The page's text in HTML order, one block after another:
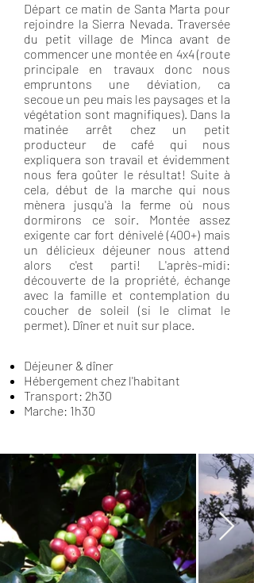
Départ ce matin de Santa Marta pour
rejoindre la Sierra Nevada. Traversée
du petit village de Minca avant de
commencer une montée en 4x4 (route
principale en travaux donc nous
empruntons une déviation, ca
secoue un peu mais les paysages et la
végétation sont magnifiques). Dans la
matinée arrêt chez un petit
producteur de café qui nous
expliquera son travail et évidemment
nous fera goûter le résultat! Suite à
cela, début de la marche qui nous
mènera jusqu'à la ferme où nous
dormirons ce soir. Montée assez
exigente car fort dénivelé (400+) mais
un délicieux déjeuner nous attend
alors c'est parti! L'après-midi:
découverte de la propriété, échange
avec la famille et contemplation du
coucher de soleil (si le climat le
permet). Dîner et nuit sur place.
Déjeuner & dîner
Hébergement chez l'habitant
Transport: 2h30
Marche: 1h30